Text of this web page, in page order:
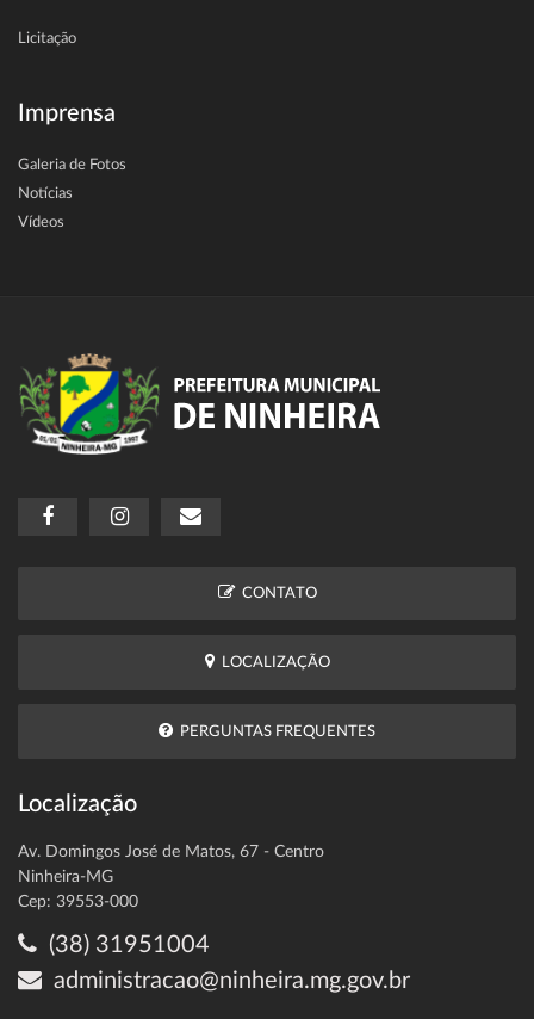
Licitação
Imprensa
Galeria de Fotos
Notícias
Vídeos
CONTATO
LOCALIZAÇÃO
PERGUNTAS FREQUENTES
Localização
Av. Domingos José de Matos, 67 - Centro
Ninheira-MG
Cep: 39553-000
(38) 31951004
administracao@ninheira.mg.gov.br